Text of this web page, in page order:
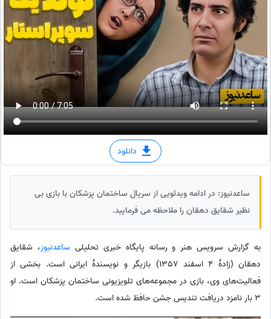
دانلود
ساعدنیوز: در ادامه ویدئویی از سریال ساختمان پزشکان با بازی بی
نظیر شقایق دهقان را ملاحظه می فرمایید.
به گزارش سرویس هنر و رسانه پایگاه خبری تحلیلی ساعدنیوز، شقایق
دهقان (زادهٔ 4 اسفند 1357) بازیگر و نویسندهٔ ایرانی است. بخشی از
فعالیت‌های وی، بازی در مجموعه‌های تلویزیونی ساختمان پزشکان است. او
3 بار نامزد دریافت تندیس جشن حافظ شده است.